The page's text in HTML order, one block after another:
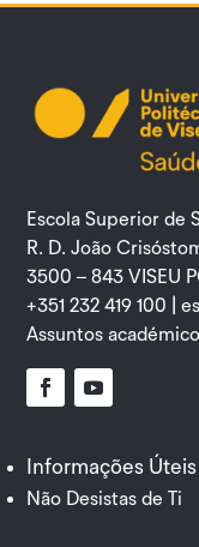
Escola Superior de
R. D. João
3500 – 843 VISEU
+351 232 419 100 |
Assuntos
Informações Úteis
Não Desistas de Ti